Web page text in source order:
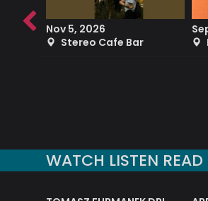
Nov 5, 2026
Stereo Cafe Bar
WATCH LISTEN READ